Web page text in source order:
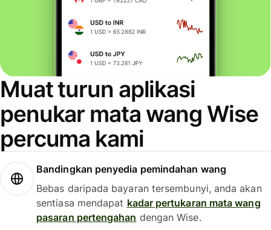
Muat turun aplikasi
penukar mata wang Wise
percuma kami
Bandingkan penyedia pemindahan wang
Bebas daripada bayaran tersembunyi, anda akan
sentiasa mendapat kadar pertukaran mata wang
pasaran pertengahan dengan Wise.